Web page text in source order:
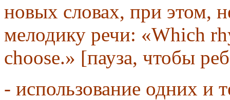
новых словах, при этом,
мелодику речи: «Which
choose.» [пауза, чтобы
- использование одних и